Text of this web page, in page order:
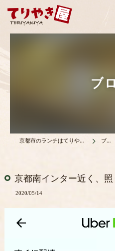
ブ
京都市のランチはてりやき屋 ブログ
京都南インター近く、
2020/05/14